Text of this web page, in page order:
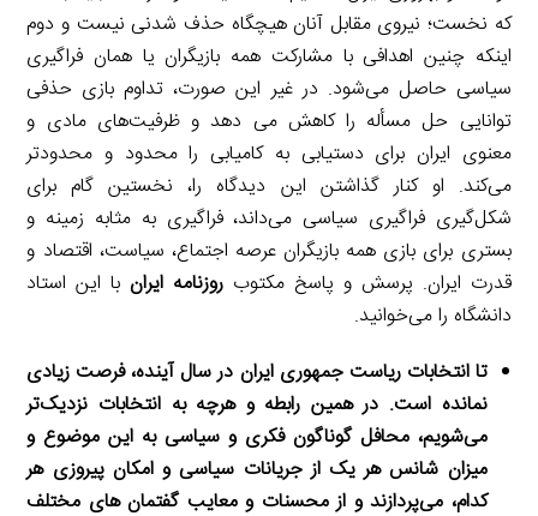
که نخست؛ نیروی مقابل آنان هیچگاه حذف شدنی نیست و دوم
اینکه چنین اهدافی با مشارکت همه بازیگران یا همان فراگیری
سیاسی حاصل می‌شود. در غیر این صورت، تداوم بازی حذفی
توانایی حل مسأله را کاهش می دهد و ظرفیت‌های مادی و
معنوی ایران برای دستیابی به کامیابی را محدود و محدودتر
می‌کند. او کنار گذاشتن این دیدگاه را، نخستین گام برای
شکل‌گیری فراگیری سیاسی می‌داند، فراگیری به مثابه زمینه و
بستری برای بازی همه بازیگران عرصه اجتماع، سیاست، اقتصاد و
قدرت ایران. پرسش و پاسخ مکتوب روزنامه ایرانبا این استاد
دانشگاه را می‌خوانید.
تا انتخابات ریاست جمهوری ایران در سال آینده، فرصت زیادی
نمانده است. در همین رابطه و هرچه به انتخابات نزدیک‌تر
می‌شویم، محافل گوناگون فکری و سیاسی به این موضوع و
میزان شانس هر یک از جریانات سیاسی و امکان پیروزی هر
کدام، می‌پردازند و از محسنات و معایب گفتمان های مختلف